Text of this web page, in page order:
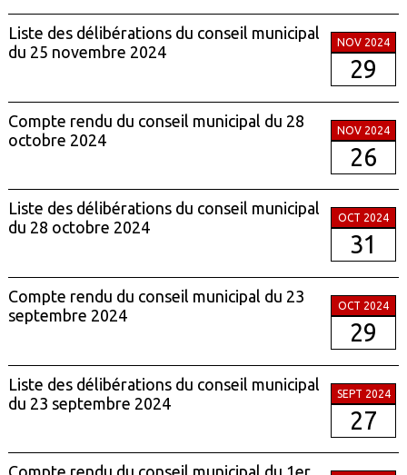
Liste des délibérations du conseil municipal
du 25 novembre 2024
NOV 2024
29
Compte rendu du conseil municipal du 28
octobre 2024
NOV 2024
26
Liste des délibérations du conseil municipal
du 28 octobre 2024
OCT 2024
31
Compte rendu du conseil municipal du 23
septembre 2024
OCT 2024
29
Liste des délibérations du conseil municipal
du 23 septembre 2024
SEPT 2024
27